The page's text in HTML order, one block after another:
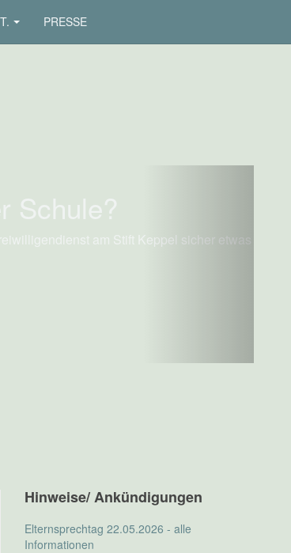
PRESSE
Schule?
am Stift Keppel sicher etwas
Hinweise/ Ankündigungen
Elternsprechtag 22.05.2026 - alle
Informationen